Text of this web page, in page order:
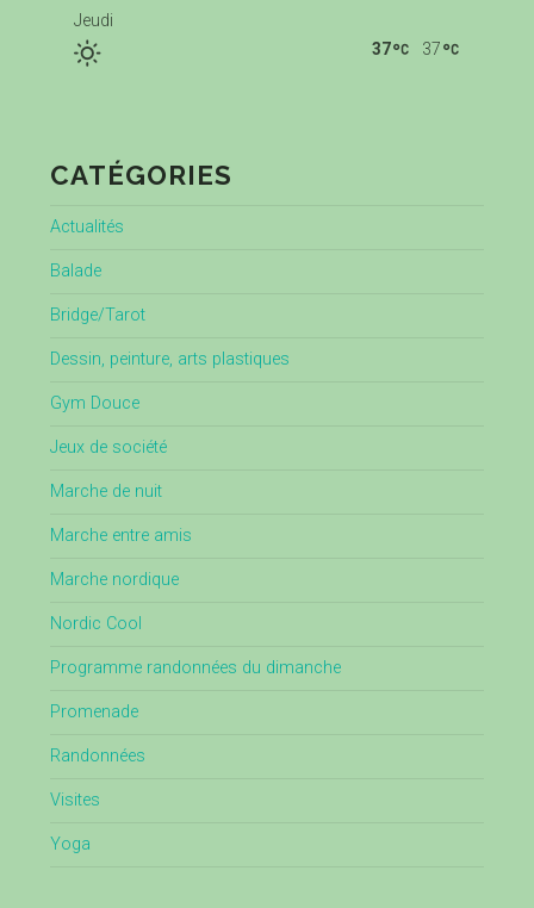
Jeudi
37
37
CATÉGORIES
Actualités
Balade
Bridge/Tarot
Dessin, peinture, arts plastiques
Gym Douce
Jeux de société
Marche de nuit
Marche entre amis
Marche nordique
Nordic Cool
Programme randonnées du dimanche
Promenade
Randonnées
Visites
Yoga